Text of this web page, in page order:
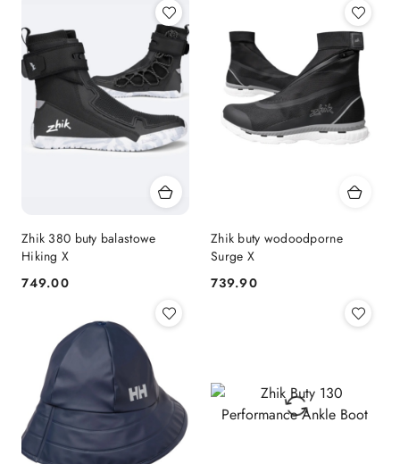
Zhik 380 buty balastowe
Hiking X
Cena:
749.00
Zhik buty wodoodporne
Surge X
Cena:
739.90